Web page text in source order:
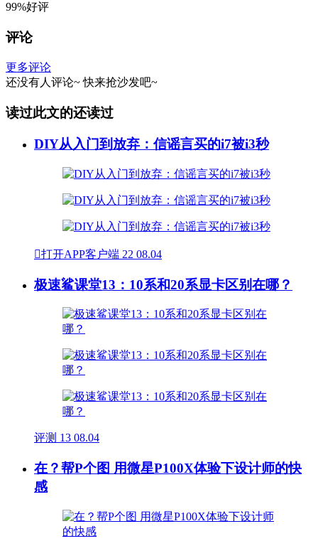
99%好评
评论
更多评论
还没有人评论~ 快来抢沙发吧~
读过此文的还读过
DIY从入门到放弃：信谣言买的i7被i3秒
打开APP客户端 22 08.04
极速鲨课堂13：10系和20系显卡区别在哪？
评测 13 08.04
在？帮P个图 用微星P100X体验下设计师的快
感